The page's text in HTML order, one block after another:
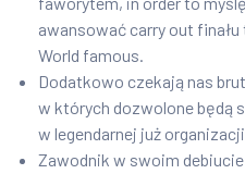
awansować carry out
World famous.
Dodatkowo czekają nas
w których dozwolone będą
w legendarnej już
Zawodnik w swoim debiucie